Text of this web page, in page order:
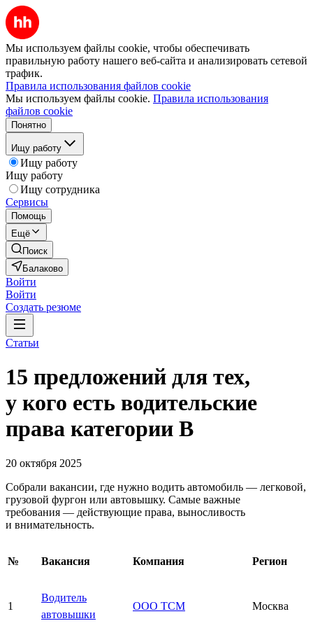
Мы используем файлы cookie, чтобы обеспечивать
правильную работу нашего веб-сайта и анализировать сетевой
трафик.
Правила использования файлов cookie
Мы используем файлы cookie. Правила использования
файлов cookie
Понятно
Ищу работу
Ищу работу
Ищу работу
Ищу сотрудника
Сервисы
Помощь
Ещё
Поиск
Балаково
Войти
Войти
Создать резюме
Статьи
15 предложений для тех,
у кого есть водительские
права категории В
20 октября 2025
Собрали вакансии, где нужно водить автомобиль — легковой,
грузовой фургон или автовышку. Самые важные
требования — действующие права, выносливость
и внимательность.
№ Вакансия Компания Регион
1
Водитель
автовышки
ООО ТСМ Москва